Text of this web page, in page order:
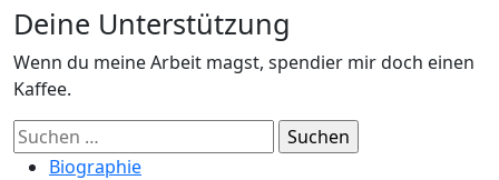
Deine Unterstützung
Wenn du meine Arbeit magst, spendier mir doch einen
Kaffee.
Suchen
nach:Biographie